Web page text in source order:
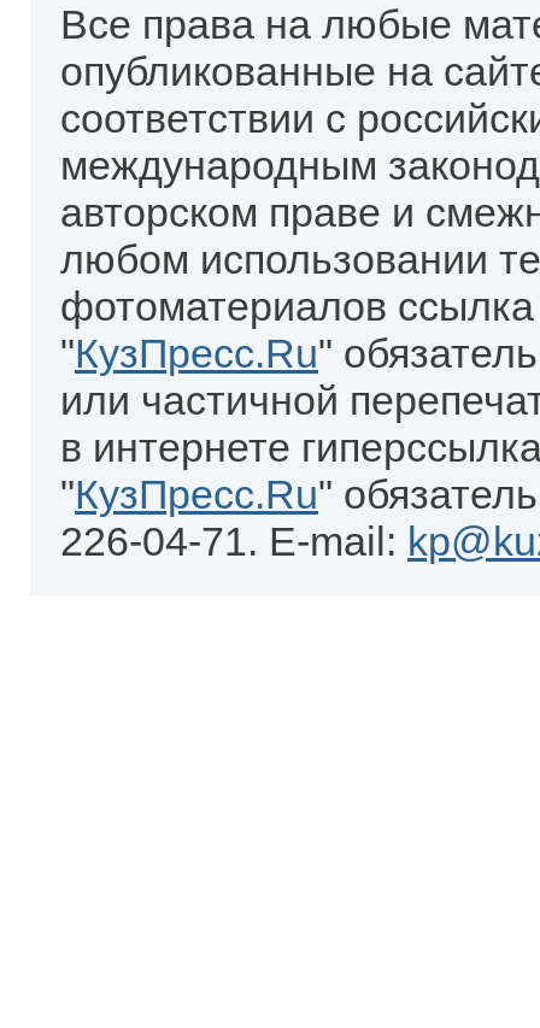
Все права на любые
опубликованные на
соответствии с
международным
авторском праве и
любом использовании
фотоматериалов
"КузПресс.Ru"
или частичной
в интернете
"КузПресс.Ru"
226-04-71. E-mail: